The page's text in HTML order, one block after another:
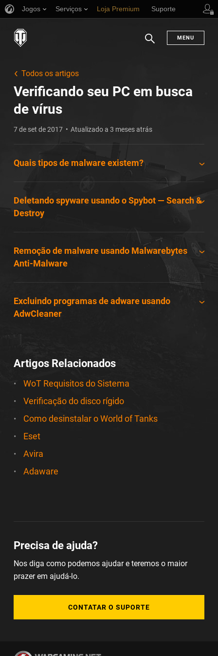
Jogos Serviços Loja Premium Suporte
MENU
Todos os artigos
Verificando seu PC em busca
de vírus
7 de set de 2017 Atualizado a 3 meses atrás
Quais tipos de malware existem?
Deletando spyware usando o Spybot — Search &
Destroy
Remoção de malware usando Malwarebytes
Anti-Malware
Excluindo programas de adware usando
AdwCleaner
Artigos Relacionados
WoT Requisitos do Sistema
Verificação do disco rígido
Como desinstalar o World of Tanks
Eset
Avira
Adaware
Precisa de ajuda?
Nos diga como podemos ajudar e teremos o maior
prazer em ajudá-lo.
CONTATAR O SUPORTE